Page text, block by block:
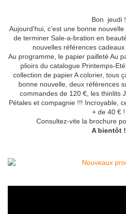
Bon jeudi !
Aujourd'hui, c'est une bonne
de terminer Sale-a-bration en
nouvelles références
Au programme, le papier pailleté Au
plioirs du catalogue Printemps-
collection de papier A colorier, tous
bonne nouvelle, deux références
commandes de 120 €, les thinlits
Pétales et compagnie !!! Incroyable,
+ de 40 € !
Consultez-vite la brochure
A bientôt !